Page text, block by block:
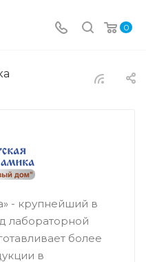
0
- крупнейший в
лабораторной
более
в